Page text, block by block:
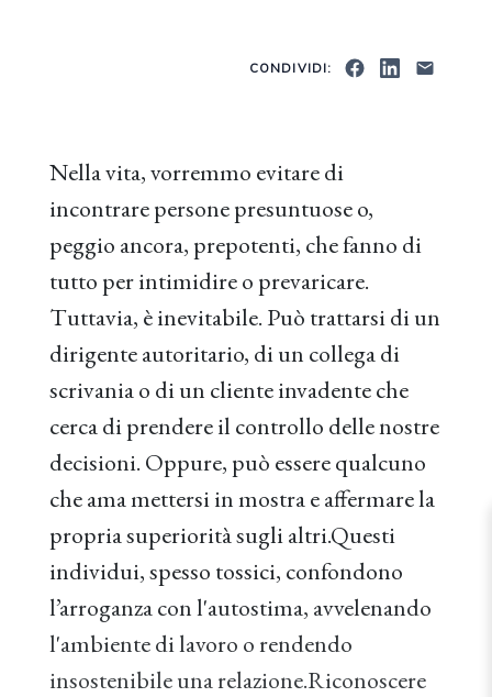
CONDIVIDI:
Nella vita, vorremmo evitare di
incontrare persone presuntuose o,
peggio ancora, prepotenti, che fanno di
tutto per intimidire o prevaricare.
Tuttavia, è inevitabile. Può trattarsi di un
dirigente autoritario, di un collega di
scrivania o di un cliente invadente che
cerca di prendere il controllo delle nostre
decisioni. Oppure, può essere qualcuno
che ama mettersi in mostra e affermare la
propria superiorità sugli altri.Questi
individui, spesso tossici, confondono
l’arroganza con l'autostima, avvelenando
l'ambiente di lavoro o rendendo
insostenibile una relazione.Riconoscere